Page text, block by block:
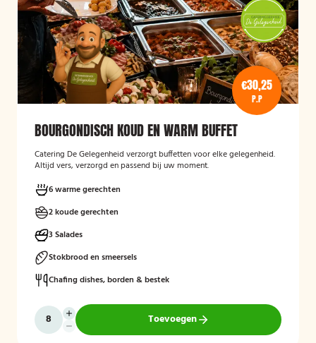
€30,25
P.P
BOURGONDISCH KOUD EN WARM BUFFET
Catering De Gelegenheid verzorgt buffetten voor elke gelegenheid.
Altijd vers, verzorgd en passend bij uw moment.
6 warme gerechten
2 koude gerechten
3 Salades
Stokbrood en smeersels
Chafing dishes, borden & bestek
Toevoegen